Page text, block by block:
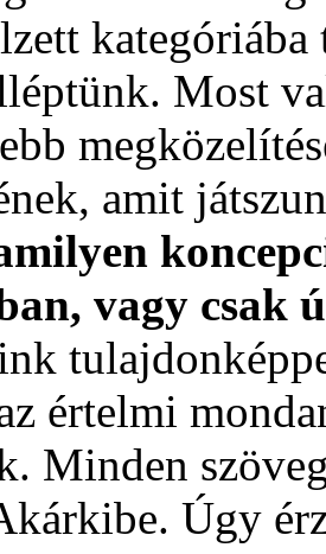
kategóriába
Most
amit
vagy csak
értelmi
Minden
Úgy